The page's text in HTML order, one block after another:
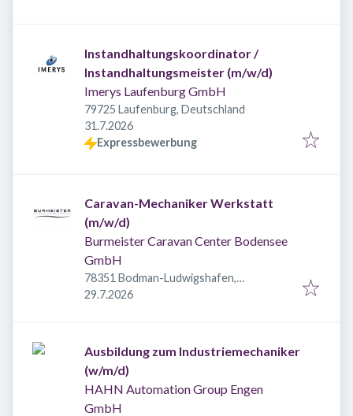
Instandhaltungskoordinator /
Instandhaltungsmeister (m/w/d)
Imerys Laufenburg GmbH
79725 Laufenburg, Deutschland
Veröffentlicht
31.7.2026
Expressbewerbung
Caravan-Mechaniker Werkstatt
(m/w/d)
Burmeister Caravan Center Bodensee
GmbH
78351 Bodman-Ludwigshafen,
Deutschland
Veröffentlicht
29.7.2026
Ausbildung zum Industriemechaniker
(w/m/d)
HAHN Automation Group Engen
GmbH